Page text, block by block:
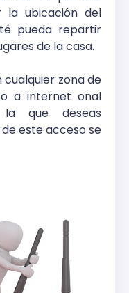
la ubicación del
pueda repartir
de la casa.
cualquier zona de
a internet onal
que deseas
este acceso se